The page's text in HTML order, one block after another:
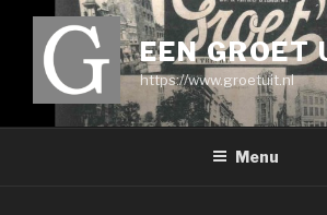
EEN GROET
https://www.groetuit.nl
Menu